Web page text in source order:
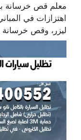
معلم قص خرسانة
اهتزازات في
ليزر، وقص